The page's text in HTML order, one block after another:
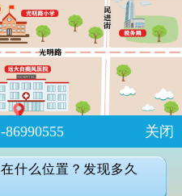
关闭
什么位置？发现多久